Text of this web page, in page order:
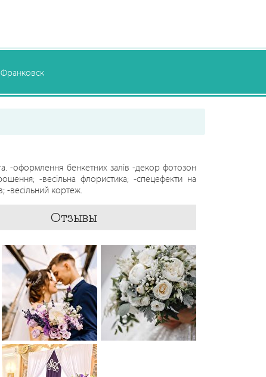
-оформлення бенкетних залів -декор фотозон
-весільна флористика; -спецефекти на
-весільний кортеж.
Отзывы
0 0